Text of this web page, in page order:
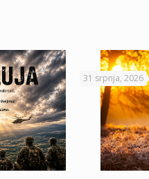
31 srpnja, 2026